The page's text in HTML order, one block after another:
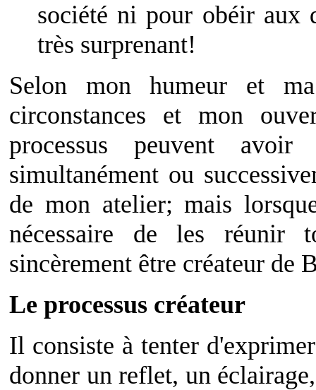
société ni pour obéir aux
très surprenant!
Selon mon humeur et
circonstances et mon
processus peuvent
simultanément ou
de mon atelier; mais
nécessaire de les
sincèrement être créateur de
Le processus créateur
Il consiste à tenter
donner un reflet, un